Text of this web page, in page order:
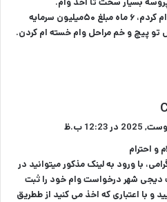
یکبار برای وام اقدام کردم، ۶ ماه مبلغ ۵۰میلیون سرمایه
تو پیچ و خم مراحل وام خسته ام کردن.
:و احترام
با ورود به لینک مذکور میتوانید در
دیجی شهر درخواست وام خود را ثبت
و با اعتباری که اخذ می کنید از ططریق